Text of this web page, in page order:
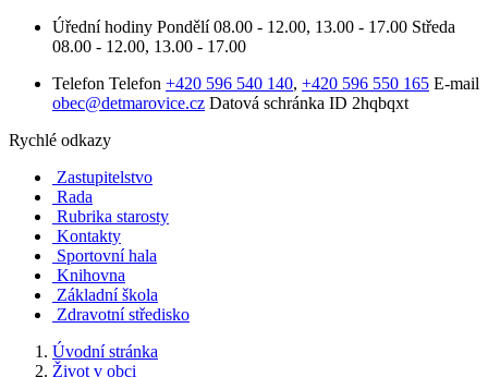
Úřední hodiny Pondělí 08.00 - 12.00, 13.00 - 17.00 Středa
08.00 - 12.00, 13.00 - 17.00
Telefon Telefon +420 596 540 140, +420 596 550 165 E-mail
obec@detmarovice.cz Datová schránka ID 2hqbqxt
Rychlé odkazy
Zastupitelstvo
Rada
Rubrika starosty
Kontakty
Sportovní hala
Knihovna
Základní škola
Zdravotní středisko
Úvodní stránka
Život v obci